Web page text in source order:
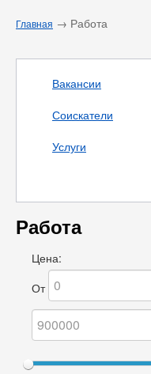
Главная → Работа
Вакансии
Соискатели
Услуги
Работа
Цена:
От